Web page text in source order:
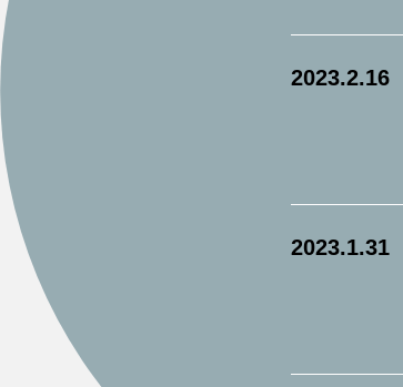
2023.2.16
2023.1.31